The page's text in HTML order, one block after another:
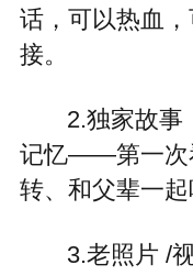
话，可以热血
接。
2.独家故事
记忆——第一次
转、和父辈一
3.老照片 /